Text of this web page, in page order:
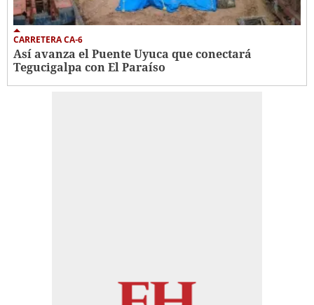
CARRETERA CA-6
Así avanza el Puente Uyuca que conectará
Tegucigalpa con El Paraíso